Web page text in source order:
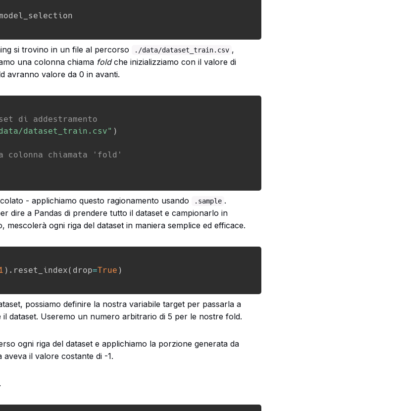
si trovino in un file al percorso ./data/dataset_train.csv ,
una colonna chiama foldche inizializziamo con il valore di
avranno valore da 0 in avanti.
di addestramento
dataset_train.csv" )
colonna chiamata 'fold'
- applichiamo questo ragionamento usando .sample .
dire a Pandas di prendere tutto il dataset e campionarlo in
mescolerà ogni riga del dataset in maniera semplice ed efficace.
1 ) . reset_index( drop=True )
possiamo definire la nostra variabile target per passarla a
il dataset. Useremo un numero arbitrario di 5 per le nostre fold.
ogni riga del dataset e applichiamo la porzione generata da
il valore costante di -1.